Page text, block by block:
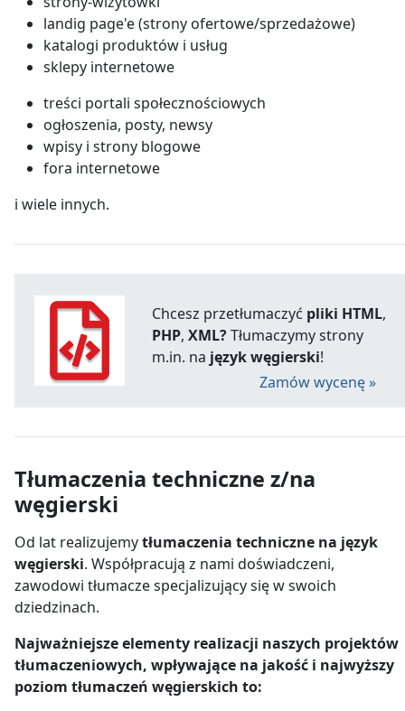
landig page'e (strony ofertowe/sprzedażowe)
katalogi produktów i usług
sklepy internetowe
treści portali społecznościowych
ogłoszenia, posty, newsy
wpisy i strony blogowe
fora internetowe
i wiele innych.
Chcesz przetłumaczyć pliki HTML,
PHP, XML?Tłumaczymy strony
m.in. na język węgierski!
Zamów wycenę »
Tłumaczenia techniczne z/na
węgierski
Od lat realizujemytłumaczenia techniczne na język
węgierski. Współpracują z nami doświadczeni,
zawodowi tłumacze specjalizujący się w swoich
dziedzinach.
Najważniejsze elementy realizacji naszych projektów
tłumaczeniowych, wpływające na jakość i najwyższy
poziom tłumaczeń węgierskich to: